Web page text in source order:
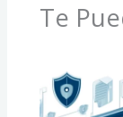
Te